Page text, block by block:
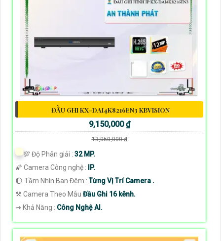
ĐẦU GHI KX-DAI4K8216EN3 KBVISION
9,150,000 ₫
13,050,000 ₫
💯 Độ Phân giải : 32 MP.
🌠 Camera Công nghệ : IP.
🌔 Tầm Nhìn Ban Đêm :Từng Vị Trí Camera .
⚒ Camera Theo Mẫu Đầu Ghi 16 kênh.
️⇝ Khả Năng : Công Nghệ AI.